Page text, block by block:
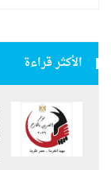
الأكثر قراءة